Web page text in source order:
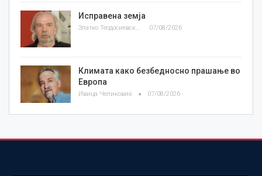
Исправена земја
Златко Теодосиевски 07/08/2026
Климата како безбедносно прашање во
Европа
Ивица Челиковиќ 07/08/2026